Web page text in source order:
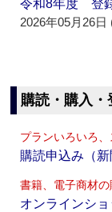
令和8年度 登
2026年05月26日
購読・購入・
プランいろいろ
購読申込み（新
書籍、電子商材
オンラインシ